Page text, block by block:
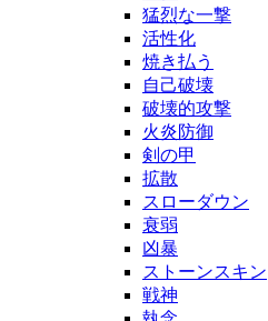
猛烈な一撃
活性化
焼き払う
自己破壊
破壊的攻撃
火炎防御
剣の甲
拡散
スローダウン
衰弱
凶暴
ストーンスキン
戦神